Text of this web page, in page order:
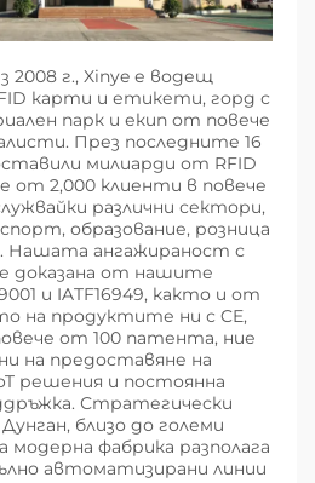
2008 г., Xinye е водещ
карти и етикети, горд с
парк и екип от повече
През последните 16
милиарди от RFID
от 2,000 клиенти в повече
различни сектори,
образование, розница
Нашата ангажираност с
доказана от нашите
и IATF16949, както и от
на продуктите ни с CE,
от 100 патента, ние
на предоставяне на
решения и постоянна
Стратегически
близо до големи
фабрика разполага
автоматизирани линии